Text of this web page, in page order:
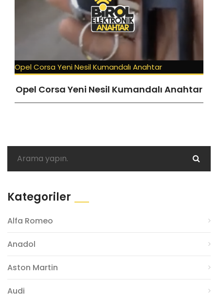
Opel Corsa Yeni Nesil Kumandalı Anahtar
Opel Corsa Yeni Nesil Kumandalı Anahtar
Kategoriler
Alfa Romeo
Anadol
Aston Martin
Audi